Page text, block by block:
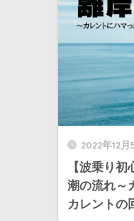
2022年12月
【波乗り
潮の流れ～
カレントの